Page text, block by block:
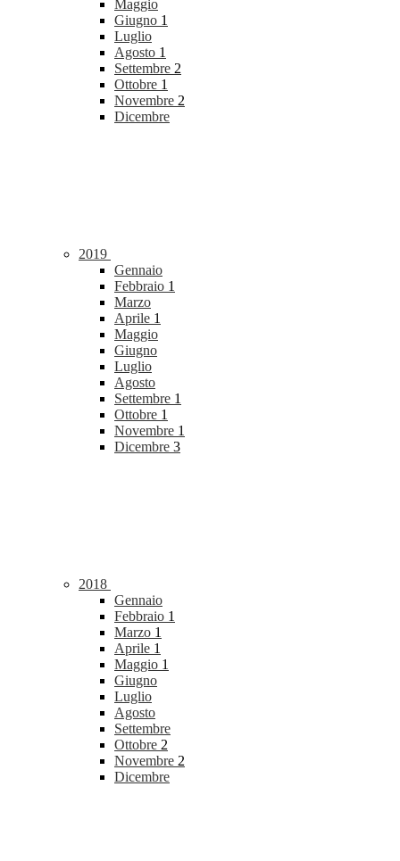
Maggio
Giugno 1
Luglio
Agosto 1
Settembre 2
Ottobre 1
Novembre 2
Dicembre
2019
Gennaio
Febbraio 1
Marzo
Aprile 1
Maggio
Giugno
Luglio
Agosto
Settembre 1
Ottobre 1
Novembre 1
Dicembre 3
2018
Gennaio
Febbraio 1
Marzo 1
Aprile 1
Maggio 1
Giugno
Luglio
Agosto
Settembre
Ottobre 2
Novembre 2
Dicembre